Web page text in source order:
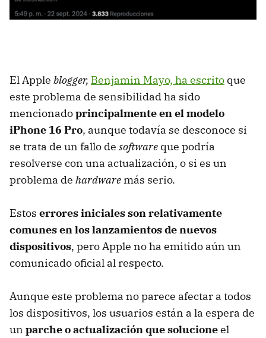
El Apple blogger, Benjamin Mayo, ha escrito que
este problema de sensibilidad ha sido
mencionadoprincipalmente en el modelo
iPhone 16 Pro, aunque todavía se desconoce si
se trata de un fallo de software que podría
resolverse con una actualización, o si es un
problema de hardware más serio.
Estos errores iniciales son relativamente
comunes en los lanzamientos de nuevos
dispositivos, pero Apple no ha emitido aún un
comunicado oficial al respecto.
Aunque este problema no parece afectar a todos
los dispositivos, los usuarios están a la espera de
un parche o actualización que solucioneel